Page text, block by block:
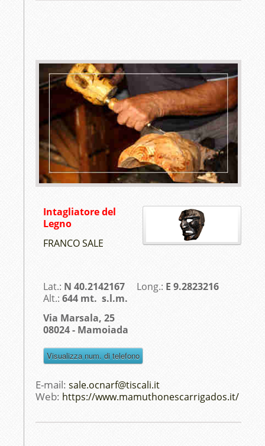
Intagliatore del
Legno
FRANCO SALE
Lat.: N 40.2142167Long.: E 9.2823216
Alt.: 644 mt. s.l.m.
Via Marsala, 25
08024 - Mamoiada
E-mail: sale.ocnarf@tiscali.it
Web: https://www.mamuthonescarrigados.it/